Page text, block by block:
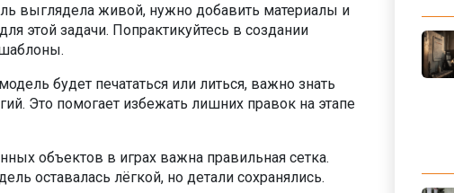
выглядела живой, нужно добавить материалы и
этой задачи. Попрактикуйтесь в создании
шаблоны.
будет печататься или литься, важно знать
Это помогает избежать лишних правок на этапе
объектов в играх важна правильная сетка.
оставалась лёгкой, но детали сохранялись.